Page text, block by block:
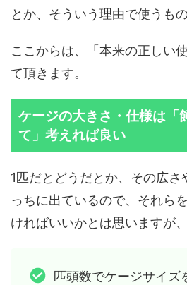
とか、そういう理由で使うも
ここからは、「本来の正しい
て頂きます。
ケージの大きさ・仕様は「
て」考えれば良い
1匹だとどうだとか、その広さ
っちに出ているので、それら
ければいいかとは思いますが
匹頭数でケージサイズ